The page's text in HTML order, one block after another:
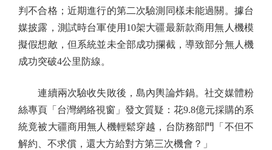
判不合格；近期進行的第二次驗測同樣未能過關。據台
媒披露，測試時台軍使用10架大疆最新款商用無人機模
擬假想敵，但系統並未全部成功攔截，導致部分無人機
成功突破4公里防線。
連續兩次驗收失敗後，島內輿論炸鍋。社交媒體粉
絲專頁「台灣網絡視窗」發文質疑：花9.8億元採購的系
統竟被大疆商用無人機輕鬆穿越，台防務部門「不但不
解約、不求償，還大方給對方第三次機會？」